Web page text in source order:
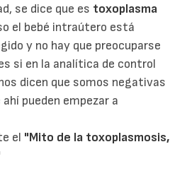
se dice que es toxoplasma
el bebé intraútero está
y no hay que preocuparse
si en la analítica de control
dicen que somos negativas
pueden empezar a
el "Mito de la toxoplasmosis,